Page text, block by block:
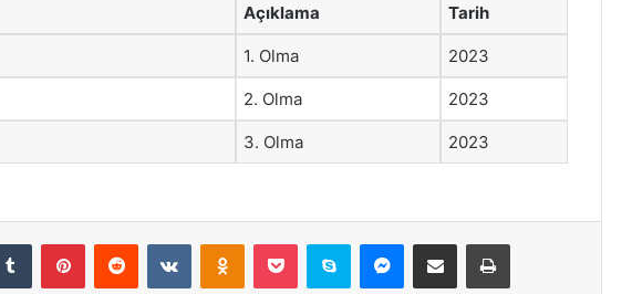
Açıklama Tarih
1. Olma 2023
2. Olma 2023
3. Olma 2023
Tumblr PinterestReddit VKontakteOdnoklassniki
Pocket Skype Messenger
E-Posta ile paylaş Yazdır